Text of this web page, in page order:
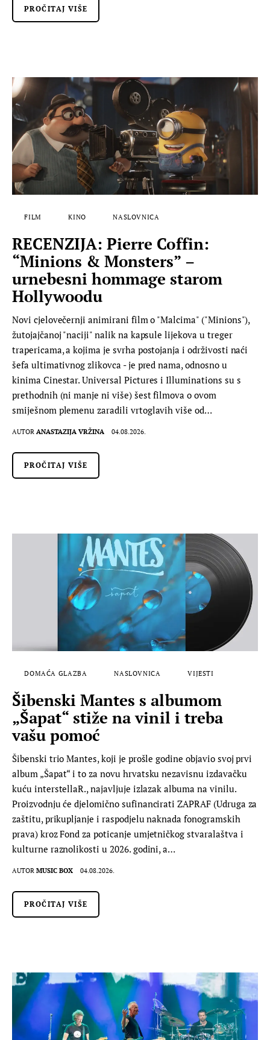
PROČITAJ VIŠE
FILM KINO NASLOVNICA
RECENZIJA: Pierre Coffin:
“Minions & Monsters” –
urnebesni hommage starom
Hollywoodu
Novi cjelovečernji animirani film o "Malcima" ("Minions"),
žutojajčanoj "naciji" nalik na kapsule lijekova u treger
trapericama, a kojima je svrha postojanja i održivosti naći
šefa ultimativnog zlikovca - je pred nama, odnosno u
kinima Cinestar. Universal Pictures i Illuminations su s
prethodnih (ni manje ni više) šest filmova o ovom
smiješnom plemenu zaradili vrtoglavih više od…
AUTOR ANASTAZIJA VRŽINA 04.08.2026.
PROČITAJ VIŠE
DOMAĆA GLAZBA NASLOVNICA VIJESTI
Šibenski Mantes s albumom
„Šapat“ stiže na vinil i treba
vašu pomoć
Šibenski trio Mantes, koji je prošle godine objavio svoj prvi
album „Šapat“ i to za novu hrvatsku nezavisnu izdavačku
kuću interstellaR., najavljuje izlazak albuma na vinilu.
Proizvodnju će djelomično sufinancirati ZAPRAF (Udruga za
zaštitu, prikupljanje i raspodjelu naknada fonogramskih
prava) kroz Fond za poticanje umjetničkog stvaralaštva i
kulturne raznolikosti u 2026. godini, a…
AUTOR MUSIC BOX 04.08.2026.
PROČITAJ VIŠE